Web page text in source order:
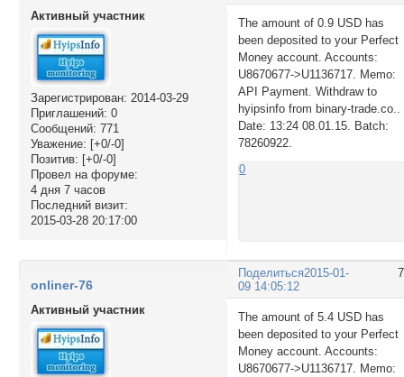
Активный участник
Зарегистрирован: 2014-03-29
Приглашений: 0
Сообщений: 771
Уважение: [+0/-0]
Позитив: [+0/-0]
Провел на форуме:
4 дня 7 часов
Последний визит:
2015-03-28 20:17:00
The amount of 0.9 USD has
been deposited to your Perfect
Money account. Accounts:
U8670677->U1136717. Memo:
API Payment. Withdraw to
hyipsinfo from binary-trade.co..
Date: 13:24 08.01.15. Batch:
78260922.
0
Поделиться2015-01-
09 14:05:12
onliner-76
Активный участник
The amount of 5.4 USD has
been deposited to your Perfect
Money account. Accounts:
U8670677->U1136717. Memo: